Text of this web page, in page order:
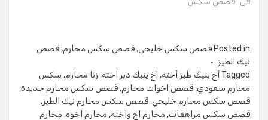
Posted in قصص سكس خليجي, قصص سكس محارم, قصص
نيك الطيز
Tagged أخ ينيك طيز أخته, اخ ينيك دبر اخته, زنا محارم, سكس
محارم سعودي, قصص اخوات محارم, قصص سكس محارم جديدة,
قصص سكس محارم خليجي, قصص سكس محارم نيك الطيز,
قصص سكس مراهقات, محارم اخ واخته, محارم اخوه, محارم